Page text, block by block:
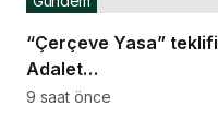
“Çerçeve Yasa” teklifi
Adalet
Komisyonu’nda… İYİ
9 saat önce